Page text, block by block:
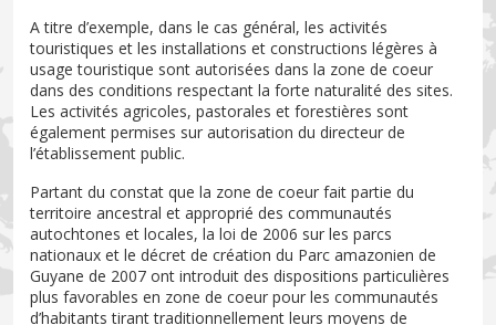
A titre d’exemple, dans le cas général, les activités
touristiques et les installations et constructions légères à
usage touristique sont autorisées dans la zone de coeur
dans des conditions respectant la forte naturalité des sites.
Les activités agricoles, pastorales et forestières sont
également permises sur autorisation du directeur de
l’établissement public.
Partant du constat que la zone de coeur fait partie du
territoire ancestral et approprié des communautés
autochtones et locales, la loi de 2006 sur les parcs
nationaux et le décret de création du Parc amazonien de
Guyane de 2007 ont introduit des dispositions particulières
plus favorables en zone de coeur pour les communautés
d’habitants tirant traditionnellement leurs moyens de